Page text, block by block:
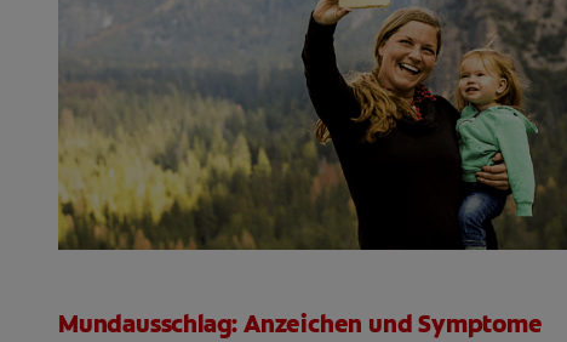
Mundausschlag: Anzeichen und Symptome